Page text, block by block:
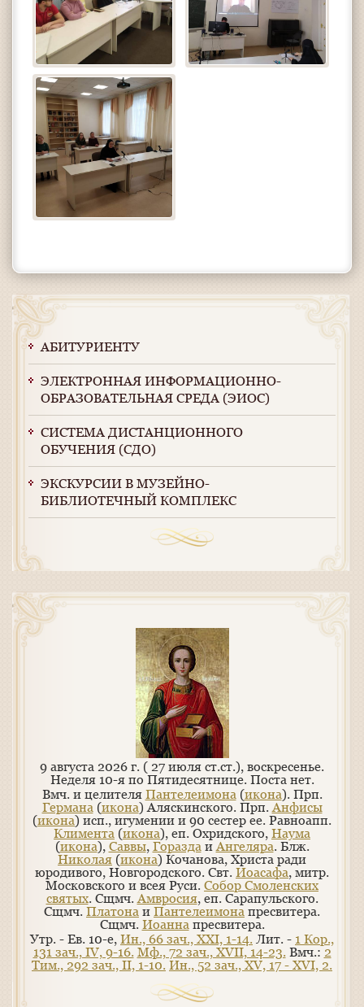
АБИТУРИЕНТУ
ЭЛЕКТРОННАЯ ИНФОРМАЦИОННО-
ОБРАЗОВАТЕЛЬНАЯ СРЕДА (ЭИОС)
СИСТЕМА ДИСТАНЦИОННОГО
ОБУЧЕНИЯ (СДО)
ЭКСКУРСИИ В МУЗЕЙНО-
БИБЛИОТЕЧНЫЙ КОМПЛЕКС
9 августа 2026 г. ( 27 июля ст.ст.), воскресенье.
Неделя 10-я по Пятидесятнице. Поста нет.
Вмч. и целителя Пантелеимона (икона). Прп.
Германа (икона) Аляскинского. Прп. Анфисы
(икона) исп., игумении и 90 сестер ее. Равноапп.
Климента (икона), еп. Охридского, Наума
(икона), Саввы, Горазда и Ангеляра. Блж.
Николая (икона) Кочанова, Христа ради
юродивого, Новгородского. Свт. Иоасафа, митр.
Московского и всея Руси. Собор Смоленских
святых. Сщмч. Амвросия, еп. Сарапульского.
Сщмч. Платона и Пантелеимона пресвитера.
Сщмч. Иоанна пресвитера.
Утр. - Ев. 10-е, Ин., 66 зач., XXI, 1-14. Лит. - 1 Кор.,
131 зач., IV, 9-16. Мф., 72 зач., XVII, 14-23. Вмч.: 2
Тим., 292 зач., II, 1-10. Ин., 52 зач., XV, 17 - XVI, 2.